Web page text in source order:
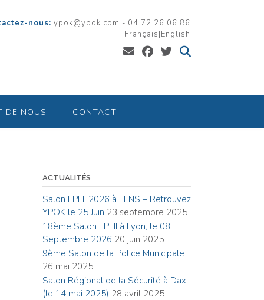
nous: ypok@ypok.com - 04.72.26.06.86
Français|English
DE NOUS CONTACT
ACTUALITÉS
Salon EPHI 2026 à LENS – Retrouvez
YPOK le 25 Juin 23 septembre 2025
18ème Salon EPHI à Lyon, le 08
Septembre 2026 20 juin 2025
9ème Salon de la Police Municipale
26 mai 2025
Salon Régional de la Sécurité à Dax
(le 14 mai 2025) 28 avril 2025